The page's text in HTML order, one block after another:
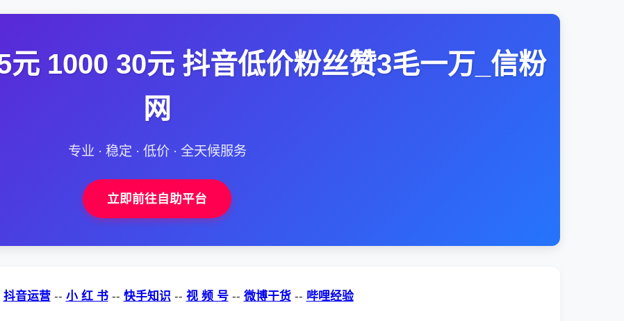
元 1000 30元 抖音低价粉丝赞3毛一万_信粉
网
专业 · 稳定 · 低价 · 全天候服务
立即前往自助平台
抖音运营-- 小 红 书-- 快手知识 -- 视 频 号-- 微博干货-- 哔哩经验